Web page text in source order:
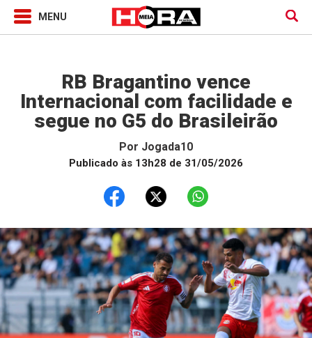
RB Bragantino vence
Internacional com facilidade e
segue no G5 do Brasileirão
Por Jogada10
Publicado às 13h28 de 31/05/2026